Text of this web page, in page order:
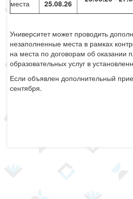
места
25.08.26
Университет может проводить
незаполненные места в рамках
на места по договорам об оказании
образовательных услуг в
Если объявлен дополнительный
сентября.